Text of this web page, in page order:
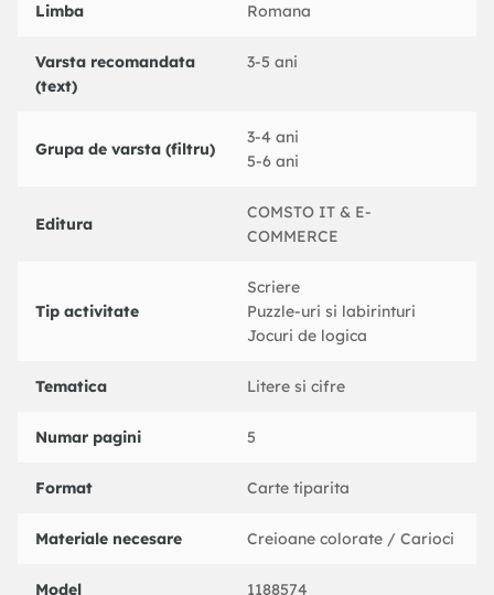
Limba Romana
Varsta recomandata
(text)
3-5 ani
Grupa de varsta (filtru)
3-4 ani
5-6 ani
Editura
COMSTO IT & E-
COMMERCE
Tip activitate
Scriere
Puzzle-uri si labirinturi
Jocuri de logica
Tematica Litere si cifre
Numar pagini 5
Format Carte tiparita
Materiale necesare Creioane colorate / Carioci
Model 1188574